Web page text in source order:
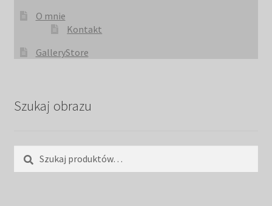
O mnie
Kontakt
GalleryStore
Szukaj obrazu